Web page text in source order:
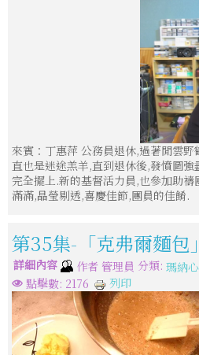
來賓：丁惠萍 公務員退休,過著閒雲
直也是迷途羔羊,直到退休後,發憤圖
完全擺上.新的基督活力員,也參加助
滿滿,晶瑩剔透,喜慶佳節,團員的佳餚.
第35集-「克弗爾麵包」
詳細內容 作者 管理員 分類: 瑪納
點擊數: 2176
列印